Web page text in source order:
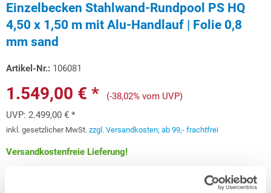
Einzelbecken Stahlwand-Rundpool PS HQ
4,50 x 1,50 m mit Alu-Handlauf | Folie 0,8
mm sand
Artikel-Nr.: 106081
1.549,00 € *
(-38,02% vom UVP)
UVP: 2.499,00 € *
inkl. gesetzlicher MwSt. zzgl. Versandkosten; ab 99,- frachtfrei
Versandkostenfreie Lieferung!